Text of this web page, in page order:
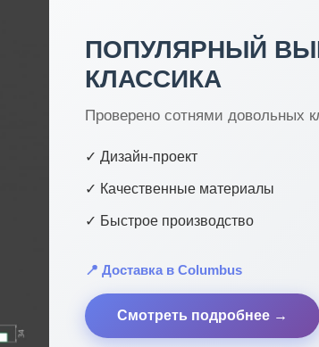
ПОПУЛЯРНЫЙ
КЛАССИКА
Проверено сотнями довольных
✓ Дизайн-проект
✓ Качественные материалы
✓ Быстрое производство
📍 Доставка в Columbus
Смотреть подробнее →